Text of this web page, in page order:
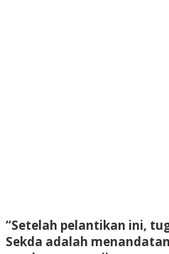
“Setelah pelantikan ini,
Sekda adalah